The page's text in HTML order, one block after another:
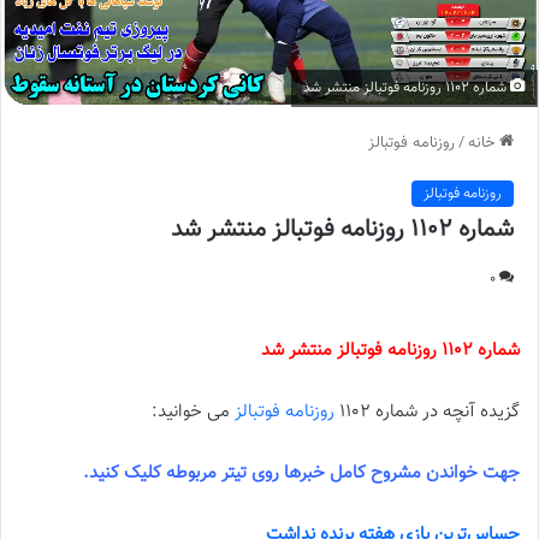
شماره 1102 روزنامه فوتبالز منتشر شد
خانه/روزنامه فوتبالز
روزنامه فوتبالز
شماره 1102 روزنامه فوتبالز منتشر شد
0
شماره 1102 روزنامه فوتبالز منتشر شد
گزیده آنچه در شماره 1102 روزنامه فوتبالز می خوانید:
جهت خواندن مشروح کامل خبرها روی تیتر مربوطه کلیک کنید.